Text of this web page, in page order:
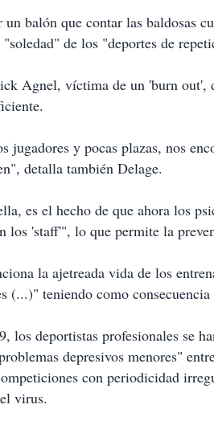
balón que contar las baldosas
de los "deportes de
Agnel, víctima de un 'burn out',
jugadores y pocas plazas, nos
detalla también Delage.
es el hecho de que ahora los
los 'staff'", lo que permite la
la ajetreada vida de los
(...)" teniendo como
los deportistas profesionales se
depresivos menores"
con periodicidad
virus.